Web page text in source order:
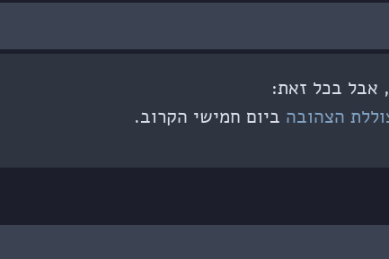
אבל בכל זאת:
הצהובה ביום חמישי הקרוב.